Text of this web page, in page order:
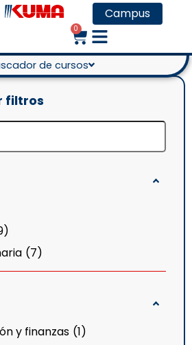
Campus
0
de cursos
de
filtros
)
(7)
y finanzas (1)